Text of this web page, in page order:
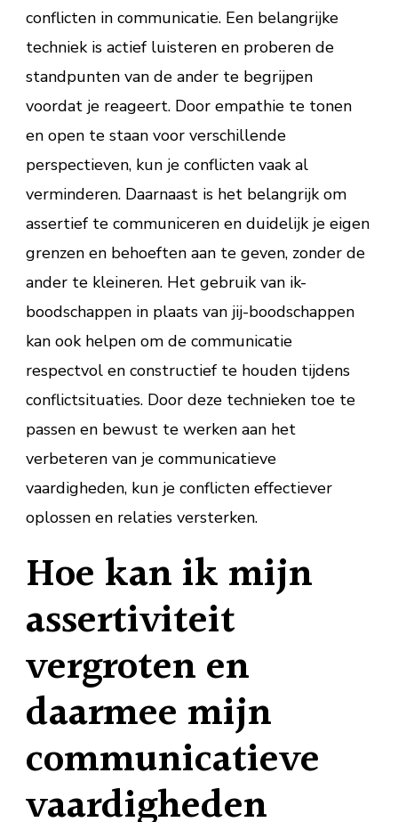
conflicten in communicatie. Een belangrijke
techniek is actief luisteren en proberen de
standpunten van de ander te begrijpen
voordat je reageert. Door empathie te tonen
en open te staan voor verschillende
perspectieven, kun je conflicten vaak al
verminderen. Daarnaast is het belangrijk om
assertief te communiceren en duidelijk je eigen
grenzen en behoeften aan te geven, zonder de
ander te kleineren. Het gebruik van ik-
boodschappen in plaats van jij-boodschappen
kan ook helpen om de communicatie
respectvol en constructief te houden tijdens
conflictsituaties. Door deze technieken toe te
passen en bewust te werken aan het
verbeteren van je communicatieve
vaardigheden, kun je conflicten effectiever
oplossen en relaties versterken.
Hoe kan ik mijn
assertiviteit
vergroten en
daarmee mijn
communicatieve
vaardigheden